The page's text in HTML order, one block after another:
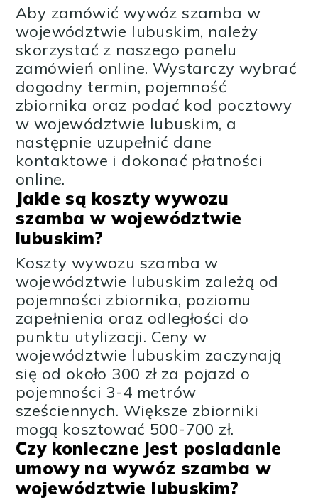
Aby zamówić wywóz szamba w
województwie lubuskim, należy
skorzystać z naszego panelu
zamówień online. Wystarczy wybrać
dogodny termin, pojemność
zbiornika oraz podać kod pocztowy
w województwie lubuskim, a
następnie uzupełnić dane
kontaktowe i dokonać płatności
online.
Jakie są koszty wywozu
szamba w województwie
lubuskim?
Koszty wywozu szamba w
województwie lubuskim zależą od
pojemności zbiornika, poziomu
zapełnienia oraz odległości do
punktu utylizacji. Ceny w
województwie lubuskim zaczynają
się od około 300 zł za pojazd o
pojemności 3-4 metrów
sześciennych. Większe zbiorniki
mogą kosztować 500-700 zł.
Czy konieczne jest posiadanie
umowy na wywóz szamba w
województwie lubuskim?